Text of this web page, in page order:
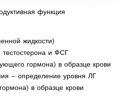
функция
жидкости)
и ФСГ
гормона) в образце крови
– определение уровня ЛГ
в образце крови